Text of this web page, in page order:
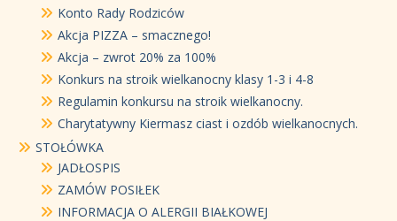
Konto Rady Rodziców
Akcja PIZZA – smacznego!
Akcja – zwrot 20% za 100%
Konkurs na stroik wielkanocny klasy 1-3 i 4-8
Regulamin konkursu na stroik wielkanocny.
Charytatywny Kiermasz ciast i ozdób wielkanocnych.
STOŁÓWKA
JADŁOSPIS
ZAMÓW POSIŁEK
INFORMACJA O ALERGII BIAŁKOWEJ